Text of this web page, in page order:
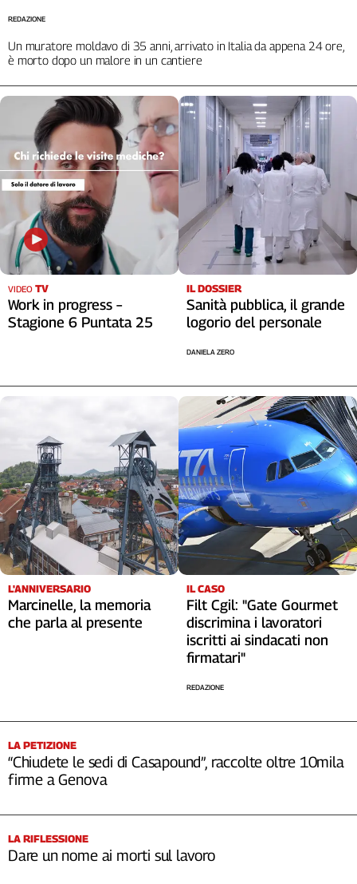
Un muratore moldavo di 35 anni, arrivato in Italia da appena 24 ore,
è morto dopo un malore in un cantiere
REDAZIONE
VIDEO TV
Work in progress –
Stagione 6 Puntata 25
IL DOSSIER
Sanità pubblica, il grande
logorio del personale
DANIELA ZERO
L'ANNIVERSARIO
Marcinelle, la memoria
che parla al presente
IL CASO
Filt Cgil: "Gate Gourmet
discrimina i lavoratori
iscritti ai sindacati non
firmatari"
REDAZIONE
LA PETIZIONE
“Chiudete le sedi di Casapound”, raccolte oltre 10mila
firme a Genova
LA RIFLESSIONE
Dare un nome ai morti sul lavoro